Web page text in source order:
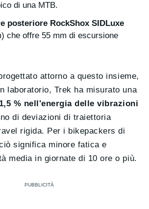
di una MTB.
posteriore RockShox SIDLuxe
che offre 55 mm di escursione
attorno a questo insieme,
laboratorio, Trek ha misurato una
% nell'energia delle vibrazioni
di deviazioni di traiettoria
rigida. Per i bikepackers di
significa minore fatica e
media in giornate di 10 ore o più.